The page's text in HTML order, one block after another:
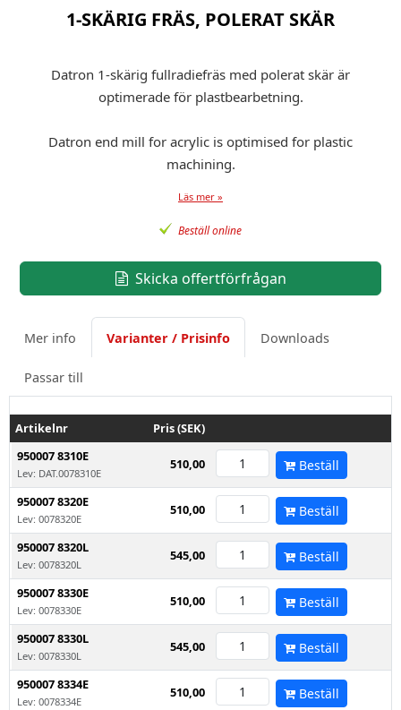
1-SKÄRIG FRÄS, POLERAT SKÄR
Datron 1-skärig fullradiefräs med polerat skär är
optimerade för plastbearbetning.
Datron end mill for acrylic is optimised for plastic
machining.
Läs mer »
Beställ online
Skicka offertförfrågan
Mer info Varianter / Prisinfo Downloads
Passar till
Artikelnr
Pris (SEK)
950007 8310E
Lev: DAT.0078310E
510,00 Beställ
950007 8320E
Lev: 0078320E
510,00 Beställ
950007 8320L
Lev: 0078320L
545,00 Beställ
950007 8330E
Lev: 0078330E
510,00 Beställ
950007 8330L
Lev: 0078330L
545,00 Beställ
950007 8334E
Lev: 0078334E
510,00 Beställ